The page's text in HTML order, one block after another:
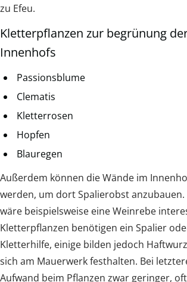
zu Efeu.
Kletterpflanzen zur begrünung
Innenhofs
Passionsblume
Clematis
Kletterrosen
Hopfen
Blauregen
Außerdem können die Wände im
werden, um dort Spalierobst
wäre beispielsweise eine Weinrebe
Kletterpflanzen benötigen ein Spalier
Kletterhilfe, einige bilden jedoch
sich am Mauerwerk festhalten. Bei
Aufwand beim Pflanzen zwar geringer,